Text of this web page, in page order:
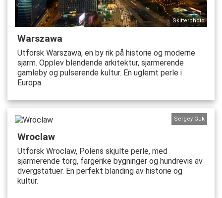
Skitterphoto
Warszawa
Utforsk Warszawa, en by rik på historie og moderne
sjarm. Opplev blendende arkitektur, sjarmerende
gamleby og pulserende kultur. En uglemt perle i
Europa.
Sergey Guk
Wroclaw
Utforsk Wroclaw, Polens skjulte perle, med
sjarmerende torg, fargerike bygninger og hundrevis av
dvergstatuer. En perfekt blanding av historie og
kultur.